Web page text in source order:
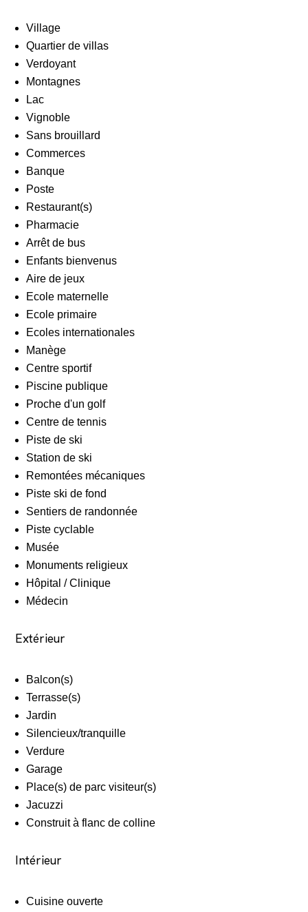
Village
Quartier de villas
Verdoyant
Montagnes
Lac
Vignoble
Sans brouillard
Commerces
Banque
Poste
Restaurant(s)
Pharmacie
Arrêt de bus
Enfants bienvenus
Aire de jeux
Ecole maternelle
Ecole primaire
Ecoles internationales
Manège
Centre sportif
Piscine publique
Proche d'un golf
Centre de tennis
Piste de ski
Station de ski
Remontées mécaniques
Piste ski de fond
Sentiers de randonnée
Piste cyclable
Musée
Monuments religieux
Hôpital / Clinique
Médecin
Extérieur
Balcon(s)
Terrasse(s)
Jardin
Silencieux/tranquille
Verdure
Garage
Place(s) de parc visiteur(s)
Jacuzzi
Construit à flanc de colline
Intérieur
Cuisine ouverte